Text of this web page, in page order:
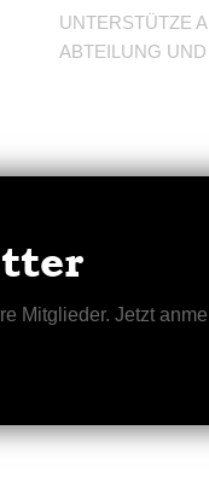
UNTERSTÜTZE
ABTEILUNG
Mitglieder. Jetzt